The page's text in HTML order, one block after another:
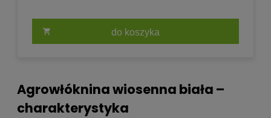
do koszyka
Agrowłóknina wiosenna biała –
charakterystyka